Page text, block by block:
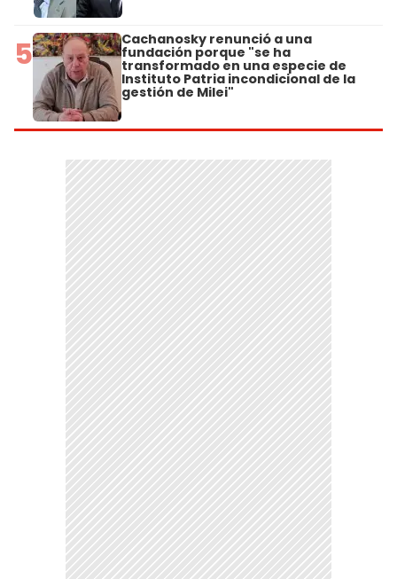
5 Cachanosky renunció a una
fundación porque "se ha
transformado en una especie de
Instituto Patria incondicional de la
gestión de Milei"